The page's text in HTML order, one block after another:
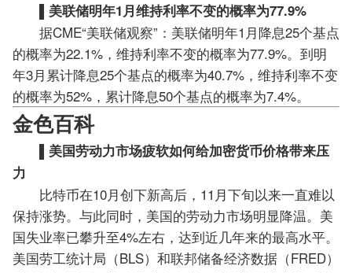
▌美联储明年1月维持利率不变的概率为77.9%
据CME“美联储观察”：美联储明年1月降息25个基点
的概率为22.1%，维持利率不变的概率为77.9%。到明
年3月累计降息25个基点的概率为40.7%，维持利率不变
的概率为52%，累计降息50个基点的概率为7.4%。
金色百科
▌美国劳动力市场疲软如何给加密货币价格带来压
力
比特币在10月创下新高后，11月下旬以来一直难以
保持涨势。与此同时，美国的劳动力市场明显降温。美
国失业率已攀升至4%左右，达到近几年来的最高水平。
美国劳工统计局（BLS）和联邦储备经济数据（FRED）